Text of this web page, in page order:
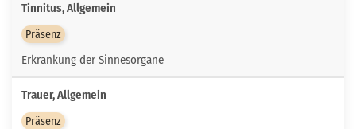
Tinnitus, Allgemein
Präsenz
Erkrankung der Sinnesorgane
Trauer, Allgemein
Präsenz